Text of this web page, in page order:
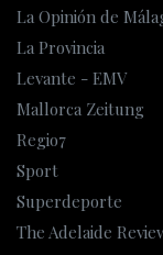
La Opinión de
La Provincia
Levante - EMV
Mallorca Zeitung
Regio7
Sport
Superdeporte
The Adelaide